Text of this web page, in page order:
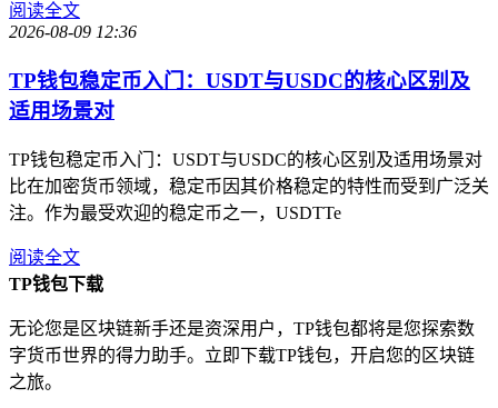
阅读全文
2026-08-09 12:36
TP钱包稳定币入门：USDT与USDC的核心区别及
适用场景对
TP钱包稳定币入门：USDT与USDC的核心区别及适用场景对
比在加密货币领域，稳定币因其价格稳定的特性而受到广泛关
注。作为最受欢迎的稳定币之一，USDTTe
阅读全文
TP钱包下载
无论您是区块链新手还是资深用户，TP钱包都将是您探索数
字货币世界的得力助手。立即下载TP钱包，开启您的区块链
之旅。